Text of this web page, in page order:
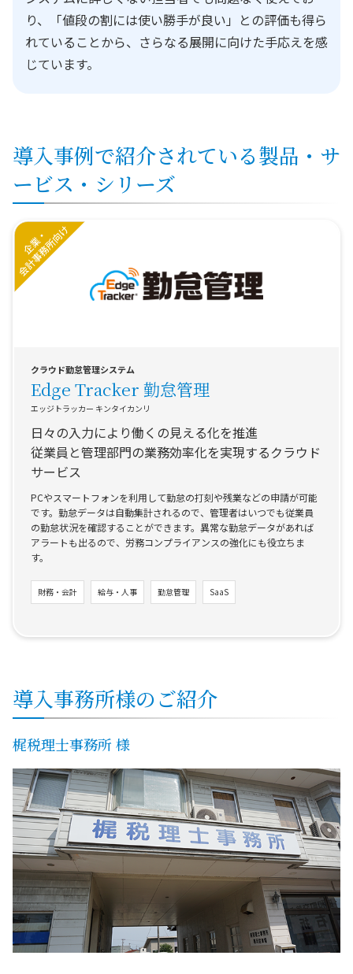
り、「値段の割には使い勝手が良い」との評価も得ら
れていることから、さらなる展開に向けた手応えを感
じています。
導入事例で紹介されている製品・サ
ービス・シリーズ
クラウド勤怠管理システム
Edge Tracker 勤怠管理
エッジトラッカー キンタイカンリ
日々の入力により働くの見える化を推進
従業員と管理部門の業務効率化を実現するクラウド
サービス
PCやスマートフォンを利用して勤怠の打刻や残業などの申請が可能
です。勤怠データは自動集計されるので、管理者はいつでも従業員
の勤怠状況を確認することができます。異常な勤怠データがあれば
アラートも出るので、労務コンプライアンスの強化にも役立ちま
す。
財務・会計 給与・人事 勤怠管理 SaaS
導入事務所様のご紹介
梶税理士事務所 様